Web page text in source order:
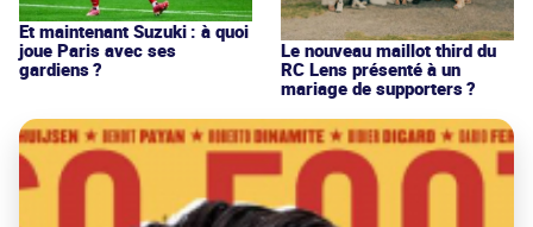
Et maintenant Suzuki : à quoi
joue Paris avec ses
gardiens ?
Le nouveau maillot third du
RC Lens présenté à un
mariage de supporters ?